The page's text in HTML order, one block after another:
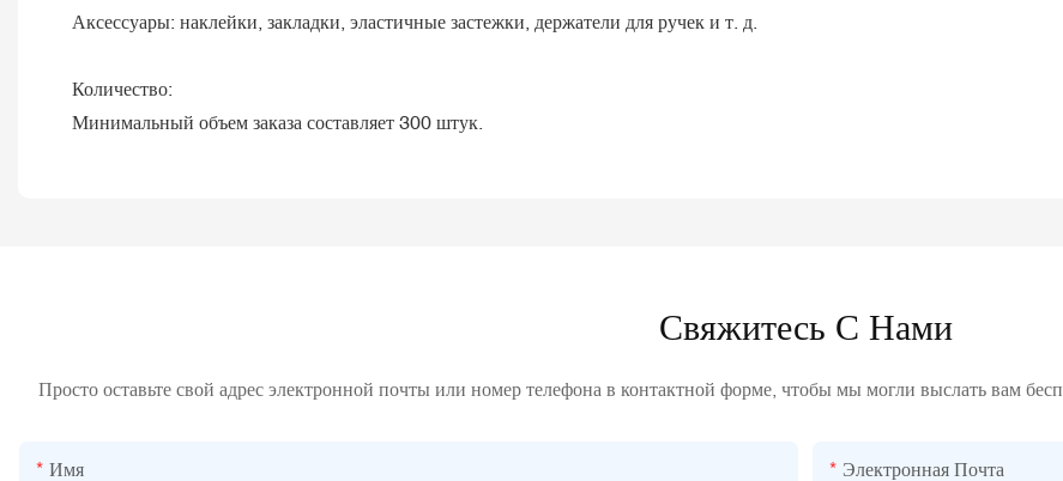
Аксессуары: наклейки, закладки, эластичные застежки, держатели для ручек и т. д.
Количество:
Минимальный объем заказа составляет 300 штук.
Свяжитесь С Нами
Просто оставьте свой адрес электронной почты или номер телефона в контактной форме, чтобы мы могли выслать вам
Имя Электронная Почта